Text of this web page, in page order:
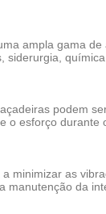
ampla gama
siderurgia,
podem
o esforço durante
minimizar as
manutenção da